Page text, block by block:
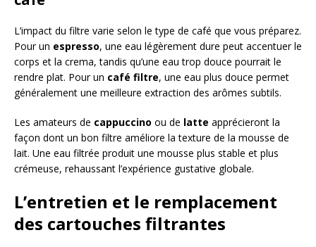
L’impact du filtre varie selon le type de café que vous préparez.
Pour un espresso, une eau légèrement dure peut accentuer le
corps et la crema, tandis qu’une eau trop douce pourrait le
rendre plat. Pour un café filtre, une eau plus douce permet
généralement une meilleure extraction des arômes subtils.
Les amateurs de cappuccino ou de latte apprécieront la
façon dont un bon filtre améliore la texture de la mousse de
lait. Une eau filtrée produit une mousse plus stable et plus
crémeuse, rehaussant l’expérience gustative globale.
L’entretien et le remplacement
des cartouches filtrantes